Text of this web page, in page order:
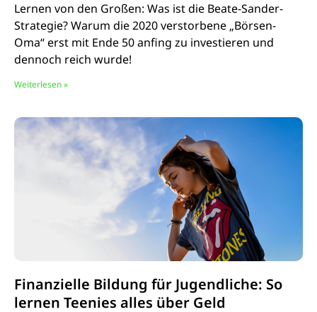
Lernen von den Großen: Was ist die Beate-Sander-
Strategie? Warum die 2020 verstorbene „Börsen-
Oma“ erst mit Ende 50 anfing zu investieren und
dennoch reich wurde!
Weiterlesen »
Finanzielle Bildung für Jugendliche: So
lernen Teenies alles über Geld